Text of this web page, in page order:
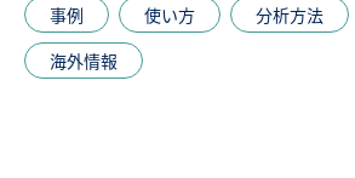
事例 使い方 分析方法
海外情報